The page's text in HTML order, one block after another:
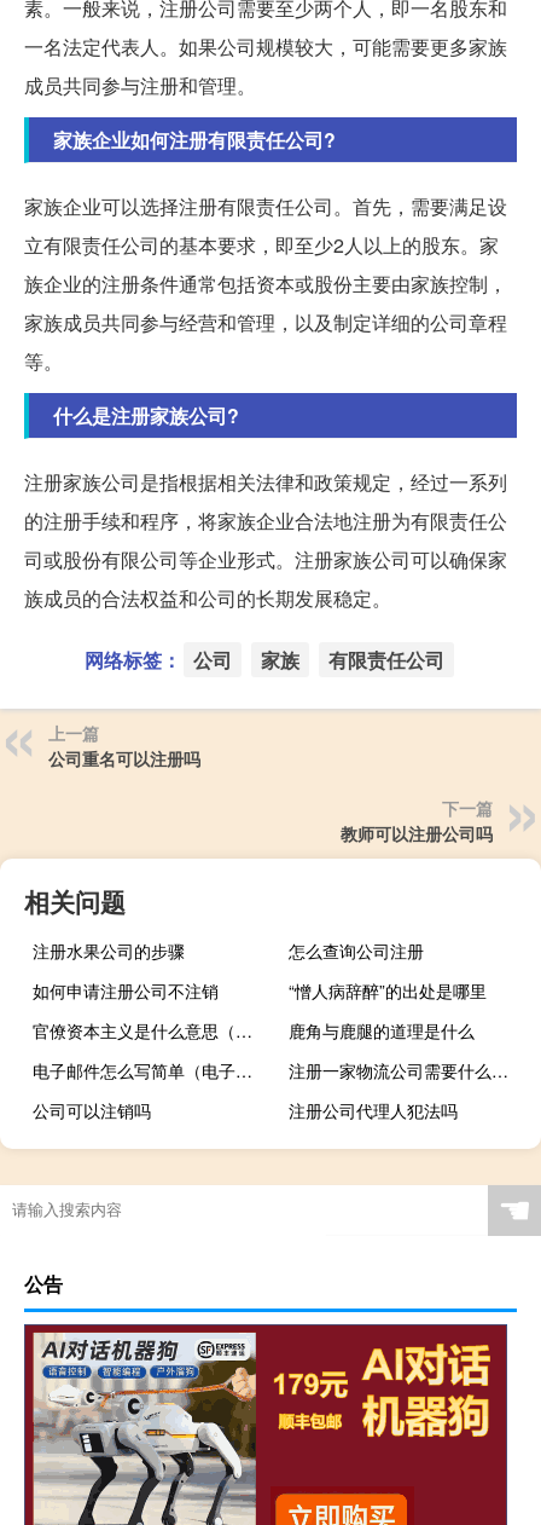
素。一般来说，注册公司需要至少两个人，即一名股东和
一名法定代表人。如果公司规模较大，可能需要更多家族
成员共同参与注册和管理。
家族企业如何注册有限责任公司?
家族企业可以选择注册有限责任公司。首先，需要满足设
立有限责任公司的基本要求，即至少2人以上的股东。家
族企业的注册条件通常包括资本或股份主要由家族控制，
家族成员共同参与经营和管理，以及制定详细的公司章程
等。
什么是注册家族公司?
注册家族公司是指根据相关法律和政策规定，经过一系列
的注册手续和程序，将家族企业合法地注册为有限责任公
司或股份有限公司等企业形式。注册家族公司可以确保家
族成员的合法权益和公司的长期发展稳定。
网络标签： 公司 家族 有限责任公司
上一篇
公司重名可以注册吗
下一篇
教师可以注册公司吗
相关问题
注册水果公司的步骤
怎么查询公司注册
如何申请注册公司不注销
“憎人病辞醉”的出处是哪里
官僚资本主义是什么意思（资本主义是什么意思）
鹿角与鹿腿的道理是什么
电子邮件怎么写简单（电子邮件怎么写）
注册一家物流公司需要什么条件
公司可以注销吗
注册公司代理人犯法吗
☚
公告